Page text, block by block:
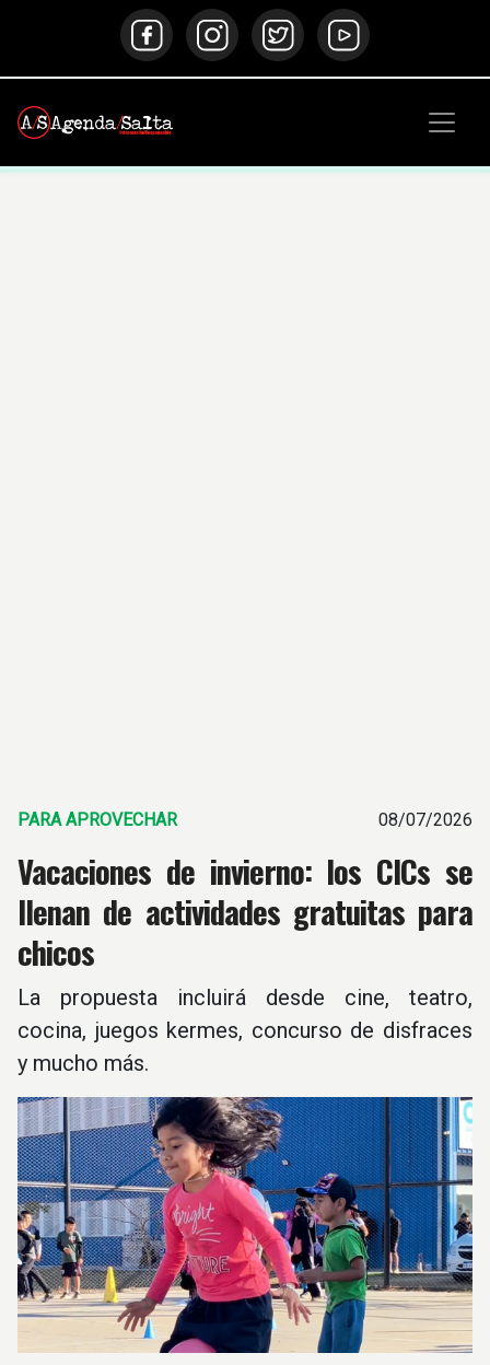
PARA APROVECHAR 08/07/2026
Vacaciones de invierno: los CICs se
llenan de actividades gratuitas para
chicos
La propuesta incluirá desde cine, teatro,
cocina, juegos kermes, concurso de disfraces
y mucho más.